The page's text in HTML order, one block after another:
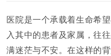
医院是一个承载着生命希
入其中的患者及家属，往
满迷茫与不安。在这样的